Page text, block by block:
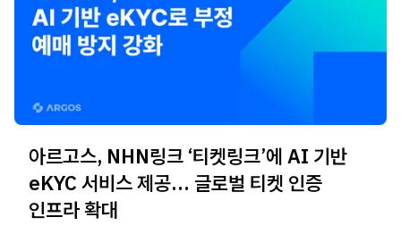
아르고스, NHN링크 ‘티켓링크’에 AI 기반
eKYC 서비스 제공… 글로벌 티켓 인증
인프라 확대